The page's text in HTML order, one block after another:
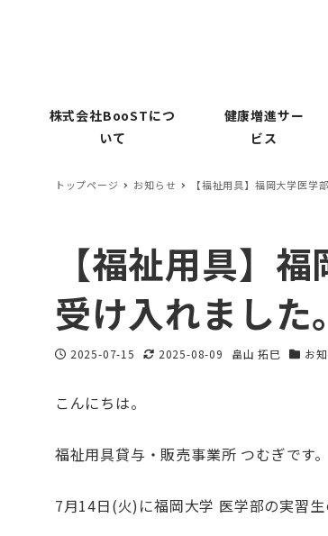
株式会社BooSTにつ
いて
健康増進サー
ビス
トップページ お知らせ 【福祉用具】福岡大学医
【福祉用具】
受け入れまし
投稿日
2025-07-15
更新日
2025-08-09
著
畠山 拓巳
カテゴ
お
こんにちは。
福祉用具貸与・販売事業所 つむぎです。
7月14日(火)に福岡大学 医学部の実習生